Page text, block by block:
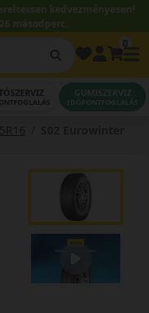
kedvezményesen!
másodperc.
GUMISZERVIZ
IDŐPONTFOGLALÁS